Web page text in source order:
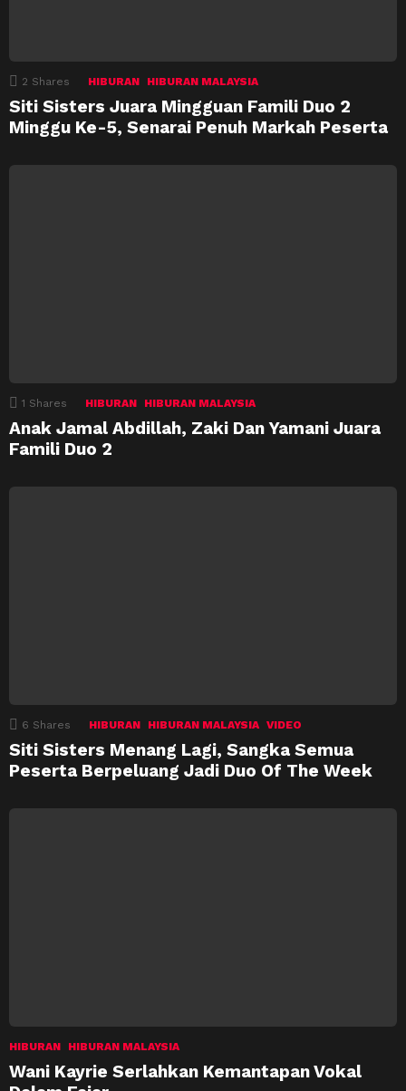
2 Shares HIBURAN HIBURAN MALAYSIA
Siti Sisters Juara Mingguan Famili Duo 2
Minggu Ke-5, Senarai Penuh Markah Peserta
1 Shares HIBURAN HIBURAN MALAYSIA
Anak Jamal Abdillah, Zaki Dan Yamani Juara
Famili Duo 2
6 Shares HIBURAN HIBURAN MALAYSIA VIDEO
Siti Sisters Menang Lagi, Sangka Semua
Peserta Berpeluang Jadi Duo Of The Week
HIBURAN HIBURAN MALAYSIA
Wani Kayrie Serlahkan Kemantapan Vokal